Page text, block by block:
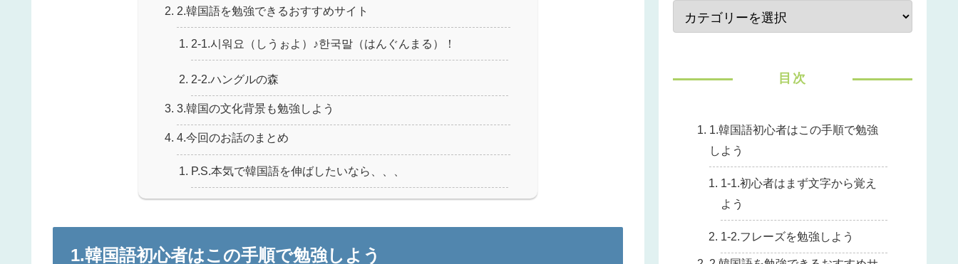
2.韓国語を勉強できるおすすめサイト
2-1.시워요（しうぉよ）♪한국말（はんぐんまる）！
2-2.ハングルの森
3.韓国の文化背景も勉強しよう
4.今回のお話のまとめ
P.S.本気で韓国語を伸ばしたいなら、、、
1.韓国語初心者はこの手順で勉強しよう
目次
1.韓国語初心者はこの手順で勉強
しよう
1-1.初心者はまず文字から覚え
よう
1-2.フレーズを勉強しよう